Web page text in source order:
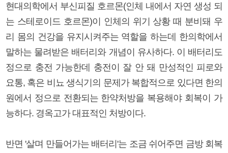
현대의학에서 부신피질 호르몬(인체 내에서 자연 생성 되
는 스테로이드 호르몬)이 인체의 위기 상황 때 분비돼 우
리 몸의 건강을 유지시켜주는 역할을 하는데 한의학에서
말하는 물려받은 배터리와 개념이 유사하다. 이 배터리도
정으로 충전 가능한데 충전이 잘 안 돼 만성적인 피로와
요통, 혹은 비뇨 생식기의 문제가 복합적으로 있다면 한의
원에서 정으로 전환되는 한약처방을 복용해야 회복이 가
능하다. 경옥고가 대표적인 처방이다.
반면 '살며 만들어가는 배터리'는 조금 쉬어주면 금방 회복